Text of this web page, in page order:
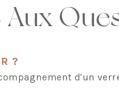
Aux
?
d’un